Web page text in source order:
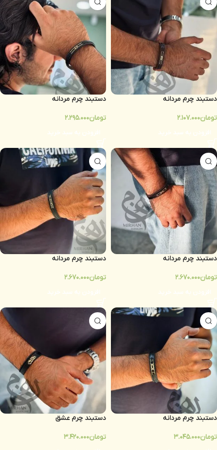
دستبند چرم مردانه
تومان2.107.000
دستبند چرم مردانه
تومان2.295.000
دستبند چرم مردانه
تومان2.670.000
دستبند چرم مردانه
تومان2.670.000
دستبند چرم مردانه
تومان3.045.000
دستبند چرم عشق
تومان3.420.000